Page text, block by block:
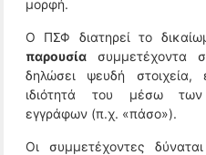
μορφή.
Ο ΠΣΦ διατηρεί το
παρουσία συμμετέχοντα
δηλώσει ψευδή στοιχεία,
ιδιότητά του μέσω των
εγγράφων (π.χ. «πάσο»).
Οι συμμετέχοντες